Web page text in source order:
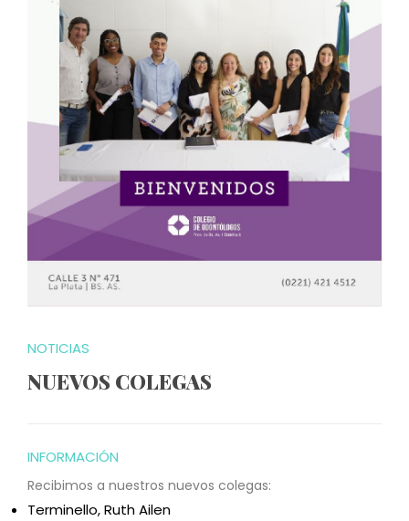
NOTICIAS
NUEVOS COLEGAS
INFORMACIÓN
Recibimos a nuestros nuevos colegas:
Terminello, Ruth Ailen